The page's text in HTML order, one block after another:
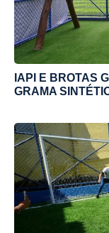
IAPI E BROTAS
GRAMA